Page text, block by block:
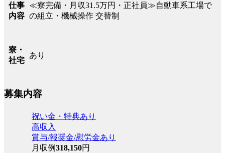
仕事
内容
≪寮完備・月収31.5万円・正社員≫自動車系工場で
の組立・機械操作 交替制
寮・
社宅
あり
募集内容
祝い金・特典あり
高収入
賞与/報奨金/慰労金あり
月収例318,150円